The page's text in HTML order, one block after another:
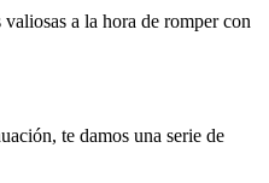
a la hora de romper con
te damos una serie de